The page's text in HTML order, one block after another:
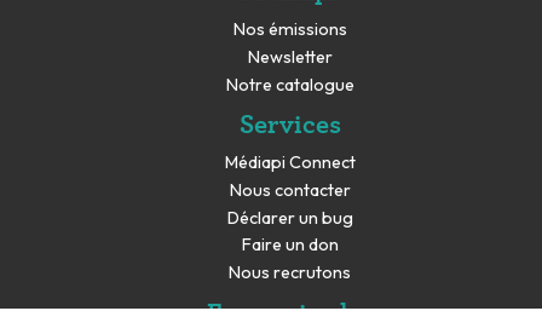
Nos émissions
Newsletter
Notre catalogue
Services
Médiapi Connect
Nous contacter
Déclarer un bug
Faire un don
Nous recrutons